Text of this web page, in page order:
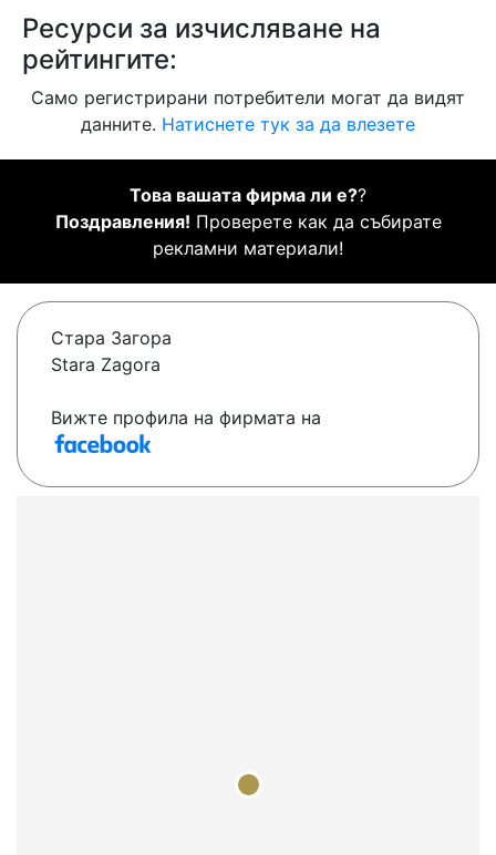
Ресурси за изчисляване на
рейтингите:
Само регистрирани потребители могат да видят
данните. Натиснете тук за да влезете
Това вашата фирма ли е??
Поздравления! Проверете как да събирате
рекламни материали!
Стара Загора
Stara Zagora
Вижте профила на фирмата на